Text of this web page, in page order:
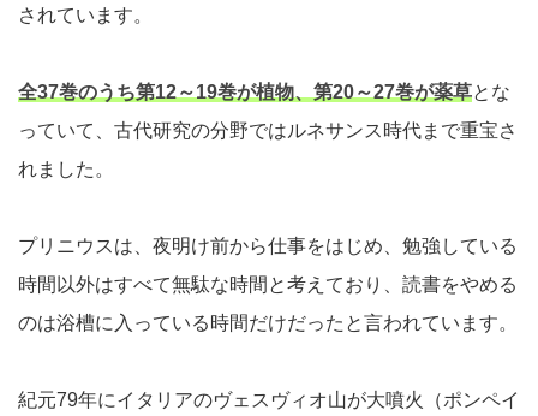
されています。
全37巻のうち第12～19巻が植物、第20～27巻が薬草とな
っていて、古代研究の分野ではルネサンス時代まで重宝さ
れました。
プリニウスは、夜明け前から仕事をはじめ、勉強している
時間以外はすべて無駄な時間と考えており、読書をやめる
のは浴槽に入っている時間だけだったと言われています。
紀元79年にイタリアのヴェスヴィオ山が大噴火（ポンペイ